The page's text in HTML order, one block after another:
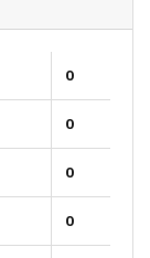
0
0
0
0